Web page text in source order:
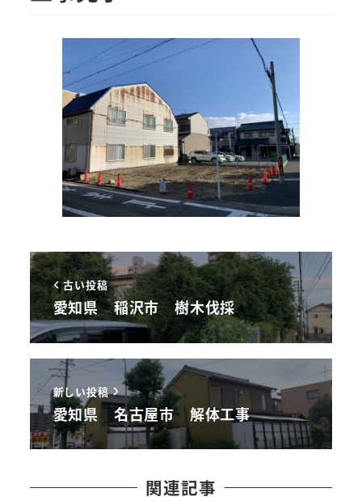
古い投稿
愛知県 稲沢市 樹木伐採
新しい投稿
愛知県 名古屋市 解体工事
関連記事